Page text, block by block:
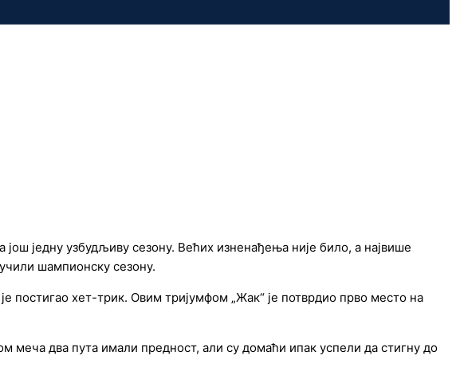
једну узбудљиву сезону. Већих изненађења није било, а највише
шампионску сезону.
постигао хет-трик. Овим тријумфом „Жак“ је потврдио прво место на
меча два пута имали предност, али су домаћи ипак успели да стигну до